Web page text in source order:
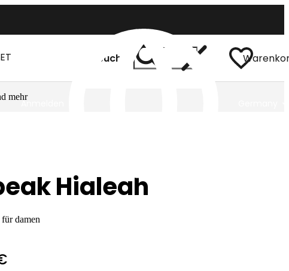
Anmelden
Suchen
mehr
Hialeah
damen